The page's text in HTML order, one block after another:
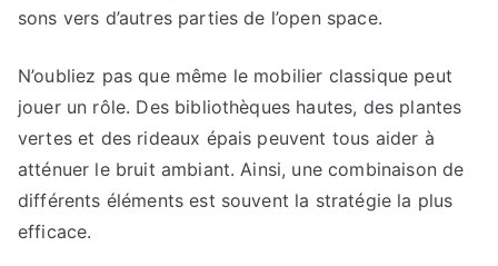
sons vers d’autres parties de l’open space.
N’oubliez pas que même le mobilier classique peut
jouer un rôle. Des bibliothèques hautes, des plantes
vertes et des rideaux épais peuvent tous aider à
atténuer le bruit ambiant. Ainsi, une combinaison de
différents éléments est souvent la stratégie la plus
efficace.